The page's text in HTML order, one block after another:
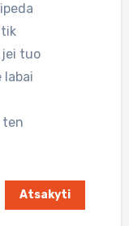
jei tuo
labai
ten
Atsakyti